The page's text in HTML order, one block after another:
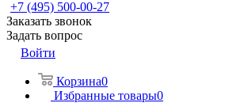
+7 (495) 500-00-27
Заказать звонок
Задать вопрос
Войти
Корзина0
Избранные товары0